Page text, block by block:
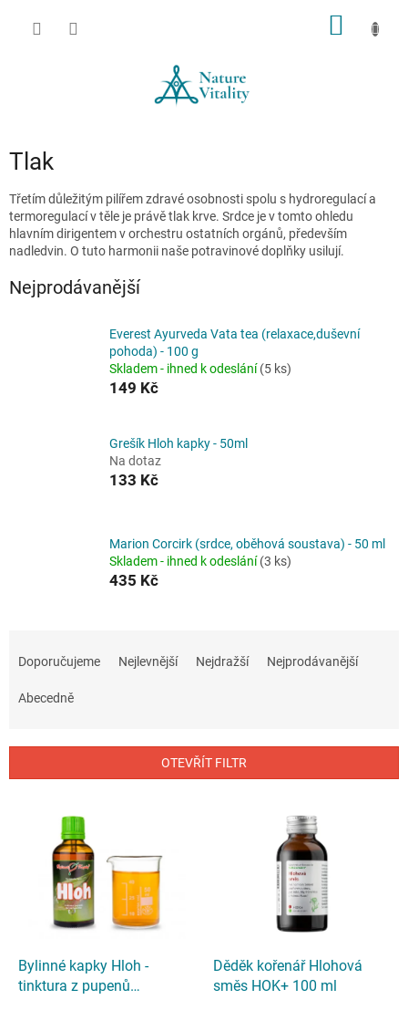
Tlak
Třetím důležitým pilířem zdravé osobnosti spolu s hydroregulací a
termoregulací v těle je právě tlak krve. Srdce je v tomto ohledu
hlavním dirigentem v orchestru ostatních orgánů, především
nadledvin. O tuto harmonii naše potravinové doplňky usilují.
Nejprodávanější
Everest Ayurveda Vata tea (relaxace,duševní
pohoda) - 100 g
Skladem - ihned k odeslání(5 ks)
149 Kč
Grešík Hloh kapky - 50ml
Na dotaz
133 Kč
Marion Corcirk (srdce, oběhová soustava) - 50 ml
Skladem - ihned k odeslání(3 ks)
435 Kč
r
Doporučujeme Nejlevnější Nejdražší Nejprodávanější
Abecedně
OTEVŘÍT FILTR
Bylinné kapky Hloh -
tinktura z pupenů
Děděk kořenář Hlohová
směs HOK+ 100 ml